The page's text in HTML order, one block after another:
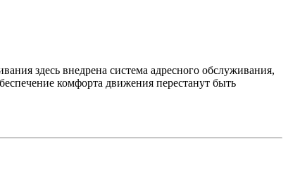
здесь внедрена система адресного обслуживания,
комфорта движения перестанут быть